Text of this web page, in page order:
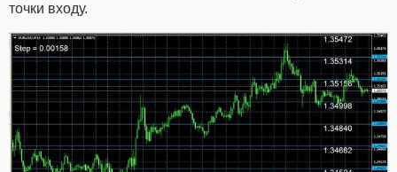
точки входу.